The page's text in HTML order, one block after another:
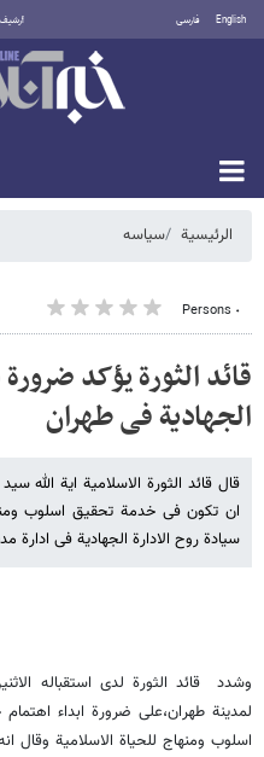
English فارسی أرشيف
الرئيسية سیاسه
٠ Persons
قائد الثورة یؤکد
الجهادیة فی طهران
قال قائد الثورة الاسلامیة ایة الله
ان تکون فی خدمة تحقیق اسلوب
سیادة روح الادارة الجهادیة فی ادارة
وشدد قائد الثورة لدى استقباله
لمدینة طهران،على ضرورة ابداء
اسلوب ومنهاج للحیاة الاسلامیة وقال